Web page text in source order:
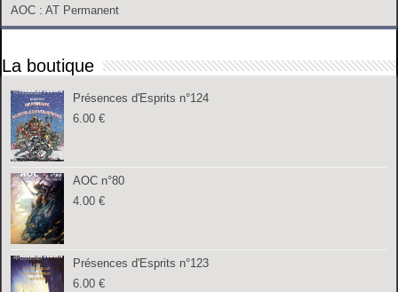
AOC : AT Permanent
La boutique
Présences d'Esprits n°124
6.00€
AOC n°80
4.00€
Présences d'Esprits n°123
6.00€